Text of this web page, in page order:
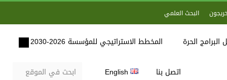
البحث العلمي
البرامج الحرة المخطط الاستراتيجي للمؤسسة 2026-2030
اتصل بنا English